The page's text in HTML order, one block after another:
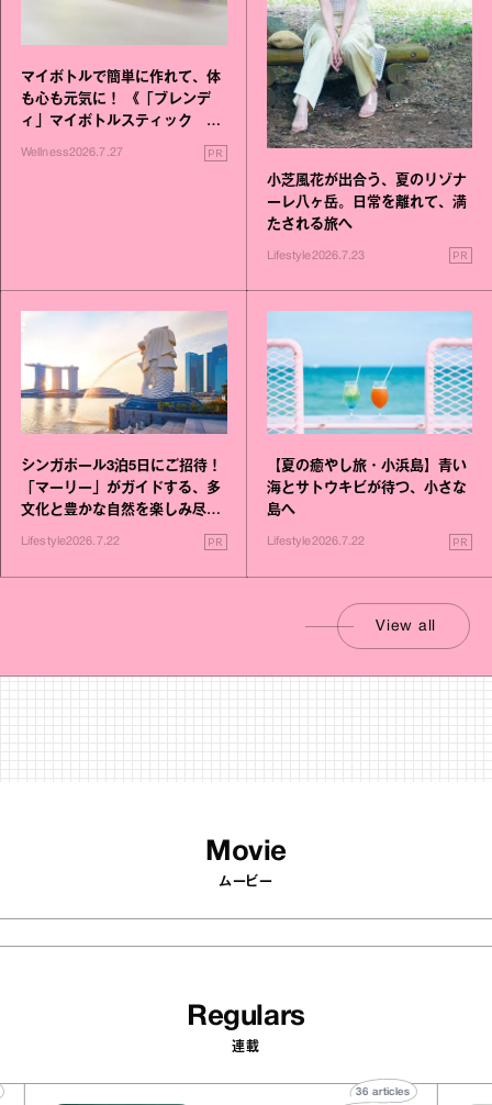
マイボトルで簡単に作れて、体
も心も元気に！ 《「ブレンデ
ィ」マイボトルスティック い
いこと毎日》シリーズが誕生
Wellness2026.7.27 PR
小芝風花が出合う、夏のリゾナ
ーレ八ヶ岳。日常を離れて、満
たされる旅へ
Lifestyle2026.7.23 PR
シンガポール3泊5日にご招待！
「マーリー」がガイドする、多
文化と豊かな自然を楽しみ尽く
Lifestyle2026.7.22 PR
【夏の癒やし旅・小浜島】青い
海とサトウキビが待つ、小さな
島へ
Lifestyle2026.7.22 PR
View all
Movie
ムービー
Regulars
連載
36 articles